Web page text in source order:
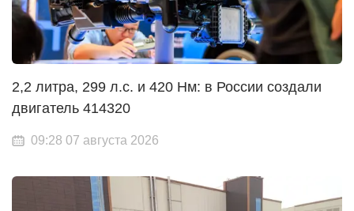
2,2 литра, 299 л.с. и 420 Нм: в России создали
двигатель 414320
09:28 07 августа 2026